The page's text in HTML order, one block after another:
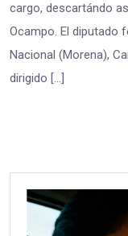
cargo, descartándo
Ocampo. El diputado
Nacional (Morena),
dirigido […]